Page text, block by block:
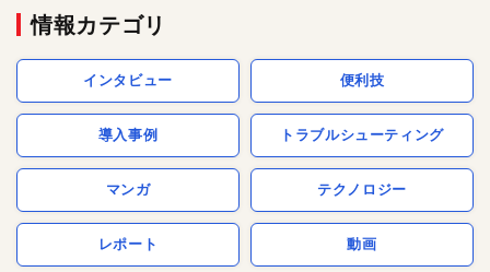
情報カテゴリ
インタビュー 便利技
導入事例 トラブルシューティング
マンガ テクノロジー
レポート 動画